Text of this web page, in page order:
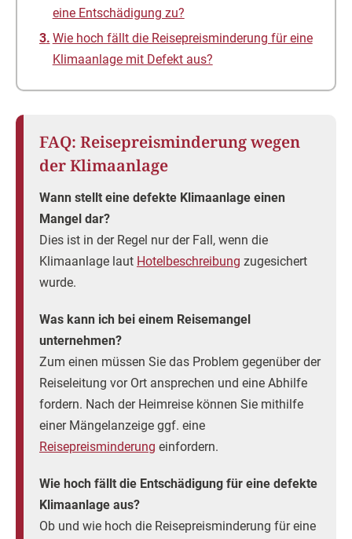
eine Entschädigung zu?
Wie hoch fällt die Reisepreisminderung für eine
Klimaanlage mit Defekt aus?
FAQ: Reisepreisminderung wegen
der Klimaanlage
Wann stellt eine defekte Klimaanlage einen
Mangel dar?
Dies ist in der Regel nur der Fall, wenn die
Klimaanlage laut Hotelbeschreibung zugesichert
wurde.
Was kann ich bei einem Reisemangel
unternehmen?
Zum einen müssen Sie das Problem gegenüber der
Reiseleitung vor Ort ansprechen und eine Abhilfe
fordern. Nach der Heimreise können Sie mithilfe
einer Mängelanzeige ggf. eine
Reisepreisminderung einfordern.
Wie hoch fällt die Entschädigung für eine defekte
Klimaanlage aus?
Ob und wie hoch die Reisepreisminderung für eine